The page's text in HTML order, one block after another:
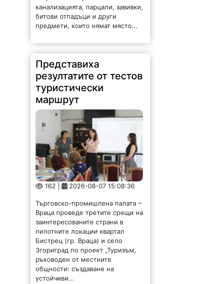
канализацията, парцали, завивки,
битови отпадъци и други
предмети, които нямат място...
Представиха
резултатите от тестов
туристически
маршрут
162 | 2026-08-07 15:08:36
Търговско-промишлена палата –
Враца проведе третите срещи на
заинтересованите страни в
пилотните локации квартал
Бистрец (гр. Враца) и село
Згориград по проект „Туризъм,
ръководен от местните
общности: създаване на
устойчиви...